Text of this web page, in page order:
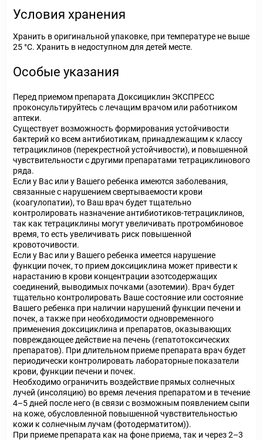
Условия хранения
Хранить в оригинальной упаковке, при температуре не выше
25 °С. Хранить в недоступном для детей месте.
Особые указания
Перед приемом препарата Доксициклин ЭКСПРЕСС
проконсультируйтесь с лечащим врачом или работником
аптеки.
Существует возможность формирования устойчивости
бактерий ко всем антибиотикам, принадлежащим к классу
тетрациклинов (перекрестной устойчивости), и повышенной
чувствительности с другими препаратами тетрациклинового
ряда.
Если у Вас или у Вашего ребенка имеются заболевания,
связанные с нарушением свертываемости крови
(коагулопатии), то Ваш врач будет тщательно
контролировать назначение антибиотиков-тетрациклинов,
так как тетрациклины могут увеличивать протромбиновое
время, то есть увеличивать риск повышенной
кровоточивости.
Если у Вас или у Вашего ребенка имеется нарушение
функции почек, то прием доксициклина может привести к
нарастанию в крови концентрации азотсодержащих
соединений, выводимых почками (азотемии). Врач будет
тщательно контролировать Ваше состояние или состояние
Вашего ребенка при наличии нарушений функции печени и
почек, а также при необходимости одновременного
применения доксициклина и препаратов, оказывающих
повреждающее действие на печень (гепатотоксических
препаратов). При длительном приеме препарата врач будет
периодически контролировать лабораторные показатели
крови, функции печени и почек.
Необходимо ограничить воздействие прямых солнечных
лучей (инсоляцию) во время лечения препаратом и в течение
4–5 дней после него (в связи с возможным появлением сыпи
на коже, обусловленной повышенной чувствительностью
кожи к солнечным лучам (фотодерматитом)).
При приеме препарата как на фоне приема, так и через 2–3